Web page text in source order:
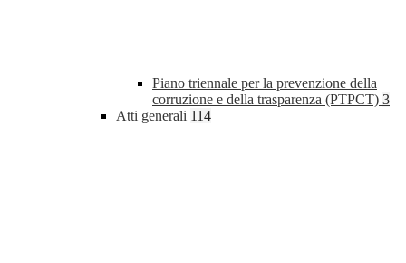
Piano triennale per la prevenzione della
corruzione e della trasparenza (PTPCT) 3
Atti generali 114